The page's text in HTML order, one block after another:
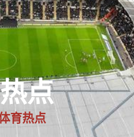
点
育热点